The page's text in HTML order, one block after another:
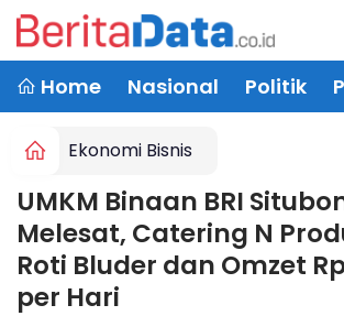
Home Nasional Politik
Ekonomi Bisnis
UMKM Binaan BRI
Melesat, Catering N
Roti Bluder dan Omzet
per Hari